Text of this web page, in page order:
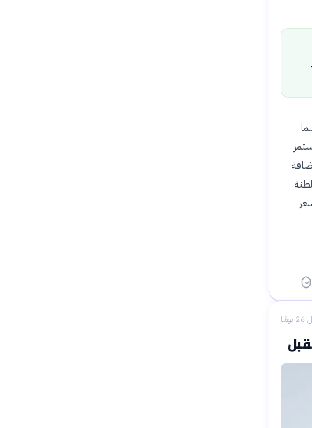
دولارًا في 22 يوليو 2026، بينما